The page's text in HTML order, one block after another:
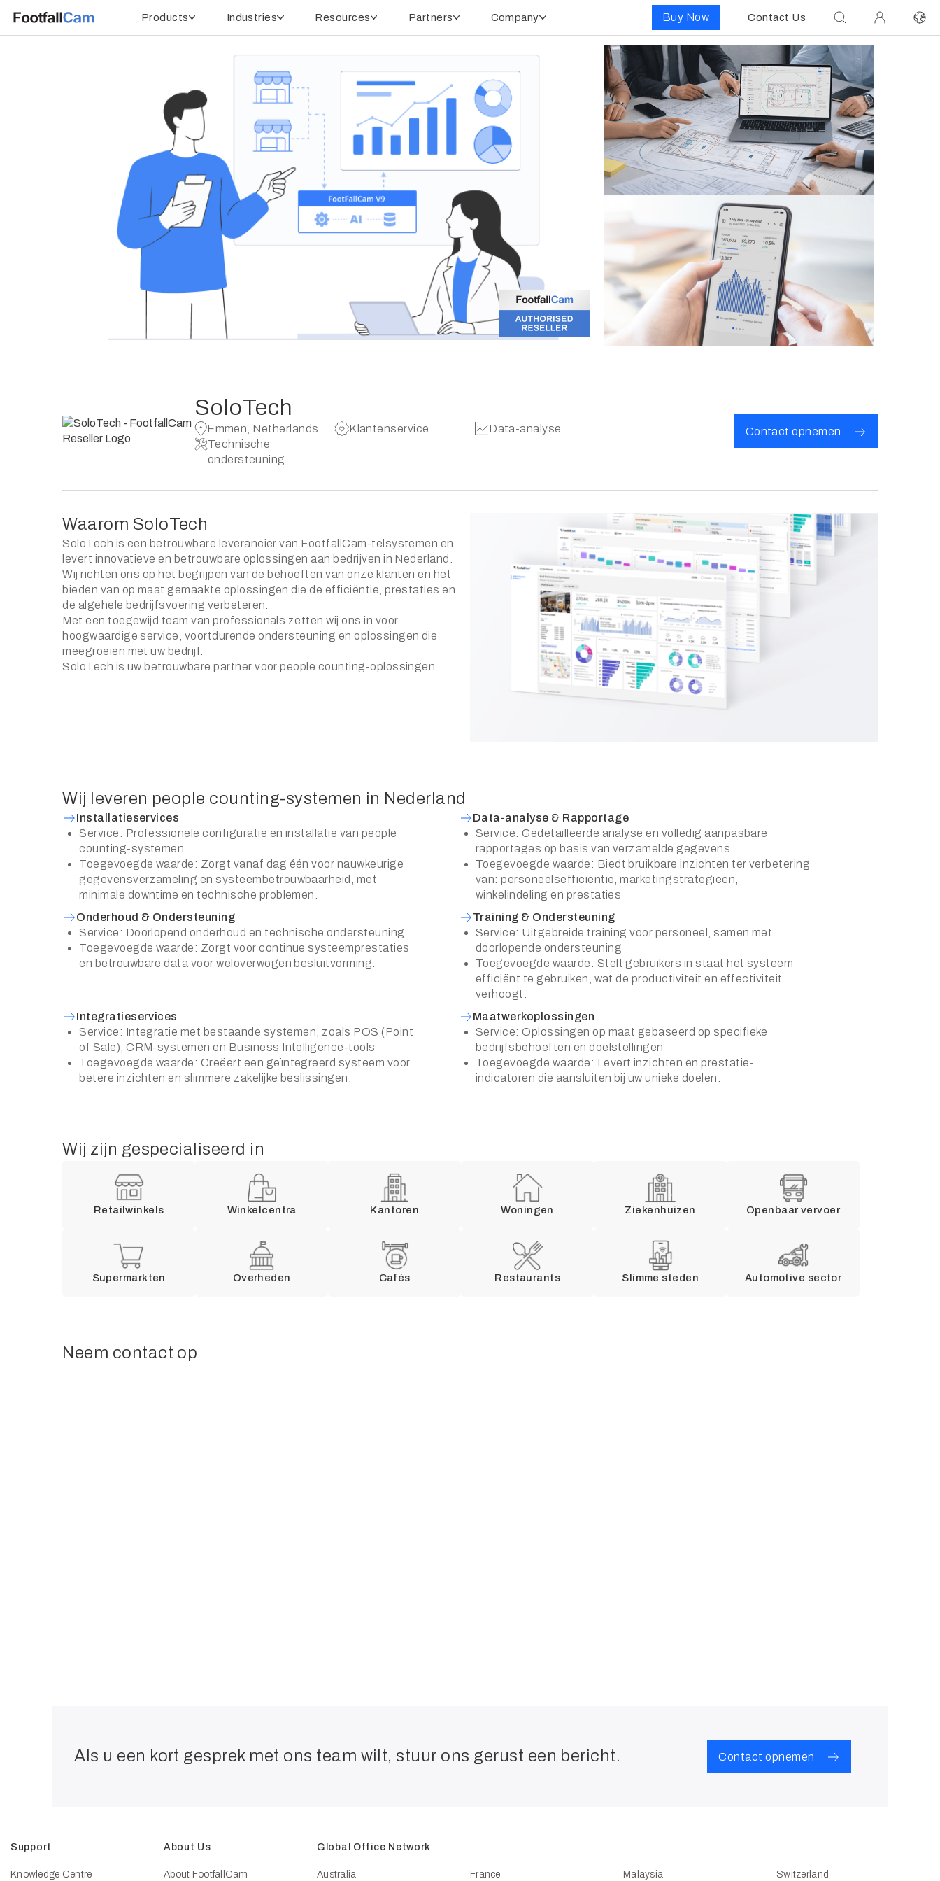
Products Industries Resources Partners Company Buy Now Contact Us
SoloTech
Emmen, Netherlands Klantenservice
Data-analyse
Technische
ondersteuning
Contact opnemen
Waarom SoloTech
SoloTech is een betrouwbare leverancier van FootfallCam-telsystemen en
levert innovatieve en betrouwbare oplossingen aan bedrijven in Nederland.
Wij richten ons op het begrijpen van de behoeften van onze klanten en het
bieden van op maat gemaakte oplossingen die de efficiëntie, prestaties en
de algehele bedrijfsvoering verbeteren.
Met een toegewijd team van professionals zetten wij ons in voor
hoogwaardige service, voortdurende ondersteuning en oplossingen die
meegroeien met uw bedrijf.
SoloTech is uw betrouwbare partner voor people counting-oplossingen.
Wij leveren people counting-systemen in Nederland
Installatieservices
Service: Professionele configuratie en installatie van people
counting-systemen
Toegevoegde waarde: Zorgt vanaf dag één voor nauwkeurige
gegevensverzameling en systeembetrouwbaarheid, met
minimale downtime en technische problemen.
Data-analyse & Rapportage
Service: Gedetailleerde analyse en volledig aanpasbare
rapportages op basis van verzamelde gegevens
Toegevoegde waarde: Biedt bruikbare inzichten ter verbetering
van: personeelsefficiëntie, marketingstrategieën,
winkelindeling en prestaties
Onderhoud & Ondersteuning
Service: Doorlopend onderhoud en technische ondersteuning
Toegevoegde waarde: Zorgt voor continue systeemprestaties
en betrouwbare data voor weloverwogen besluitvorming.
Training & Ondersteuning
Service: Uitgebreide training voor personeel, samen met
doorlopende ondersteuning
Toegevoegde waarde: Stelt gebruikers in staat het systeem
efficiënt te gebruiken, wat de productiviteit en effectiviteit
verhoogt.
Integratieservices
Service: Integratie met bestaande systemen, zoals POS (Point
of Sale), CRM-systemen en Business Intelligence-tools
Toegevoegde waarde: Creëert een geïntegreerd systeem voor
betere inzichten en slimmere zakelijke beslissingen.
Maatwerkoplossingen
Service: Oplossingen op maat gebaseerd op specifieke
bedrijfsbehoeften en doelstellingen
Toegevoegde waarde: Levert inzichten en prestatie-
indicatoren die aansluiten bij uw unieke doelen.
Wij zijn gespecialiseerd in
Retailwinkels Winkelcentra Kantoren Woningen Ziekenhuizen Openbaar vervoer
Supermarkten Overheden Cafés Restaurants Slimme steden Automotive sector
Neem contact op
Als u een kort gesprek met ons team wilt, stuur ons gerust een bericht. Contact opnemen
Support
Knowledge Centre
About Us
About FootfallCam
Global Office Network
Australia France Malaysia Switzerland